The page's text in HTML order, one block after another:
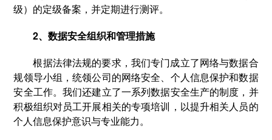
级）的定级备案，并定期进行测评。
2、数据安全组织和管理措施
根据法律法规的要求，我们专门成立了网络与数据合
规领导小组，统领公司的网络安全、个人信息保护和数据
安全工作。我们还建立了一系列数据安全生产的制度，并
积极组织对员工开展相关的专项培训，以提升相关人员的
个人信息保护意识与专业能力。